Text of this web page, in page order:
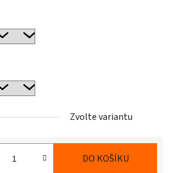
Zvolte variantu
DO KOŠÍKU